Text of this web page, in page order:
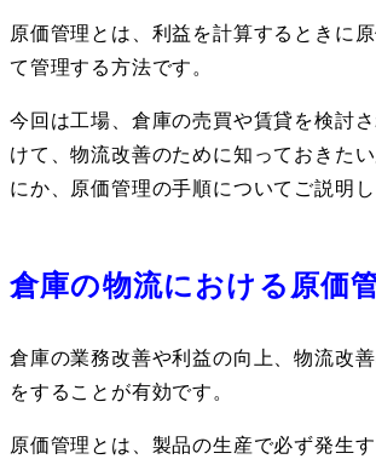
原価管理とは、利益を計算するときに
て管理する方法です。
今回は工場、倉庫の売買や賃貸を検討
けて、物流改善のために知っておきた
にか、原価管理の手順についてご説明し
倉庫の物流における原価
倉庫の業務改善や利益の向上、物流改
をすることが有効です。
原価管理とは、製品の生産で必ず発生